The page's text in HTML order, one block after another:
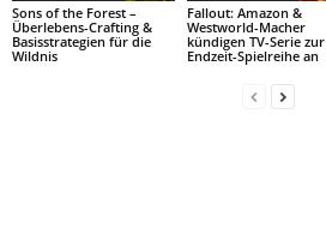
Sons of the Forest –
Überlebens-Crafting &
Basisstrategien für die
Wildnis
Fallout: Amazon &
Westworld-Macher
kündigen TV-Serie zur
Endzeit-Spielreihe an